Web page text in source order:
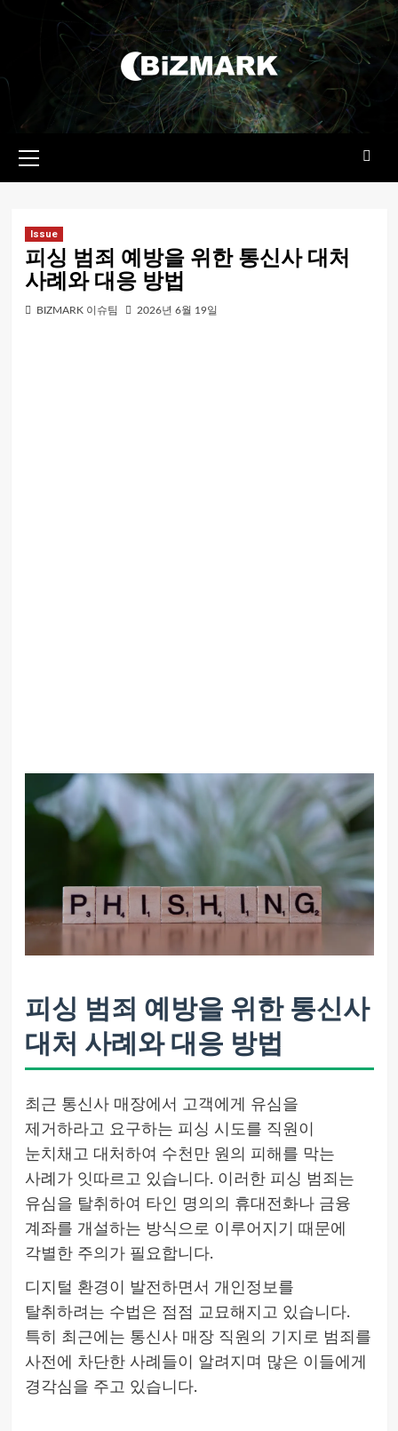
메뉴
Issue
피싱 범죄 예방을 위한 통신사 대처
사례와 대응 방법
BIZMARK 이슈팀 2026년 6월 19일
피싱 범죄 예방을 위한 통신사
대처 사례와 대응 방법
최근 통신사 매장에서 고객에게 유심을
제거하라고 요구하는 피싱 시도를 직원이
눈치채고 대처하여 수천만 원의 피해를 막는
사례가 잇따르고 있습니다. 이러한 피싱 범죄는
유심을 탈취하여 타인 명의의 휴대전화나 금융
계좌를 개설하는 방식으로 이루어지기 때문에
각별한 주의가 필요합니다.
디지털 환경이 발전하면서 개인정보를
탈취하려는 수법은 점점 교묘해지고 있습니다.
특히 최근에는 통신사 매장 직원의 기지로 범죄를
사전에 차단한 사례들이 알려지며 많은 이들에게
경각심을 주고 있습니다.